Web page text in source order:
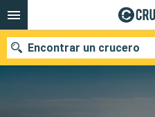
Encontrar un crucero